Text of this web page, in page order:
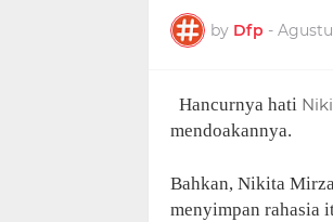
by Dfp -
Hancurnya hati
mendoakannya.
Bahkan, Nikita
menyimpan rahasia